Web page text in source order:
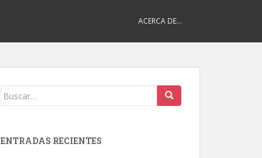
ACERCA DE…
Buscar:
ENTRADAS RECIENTES